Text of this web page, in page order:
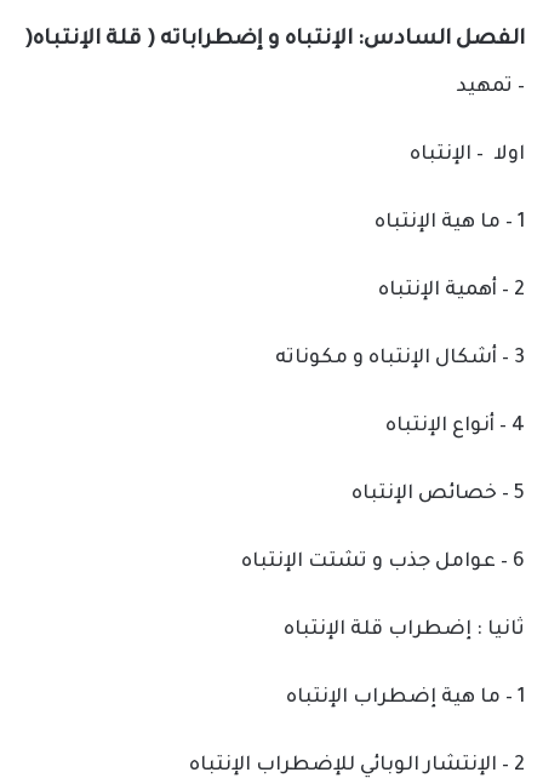
الفصل السادس: الإنتباه و إضطراباته ( قلة الإنتباه(
– تمهيد
اولا – الإنتباه
1 – ما هية الإنتباه
2 – أهمية الإنتباه
3 – أشكال الإنتباه و مكوناته
4 – أنواع الإنتباه
5 – خصائص الإنتباه
6 – عوامل جذب و تشتت الإنتباه
ثانيا : إضطراب قلة الإنتباه
1 – ما هية إضطراب الإنتباه
2 – الإنتشار الوبائي للإضطراب الإنتباه